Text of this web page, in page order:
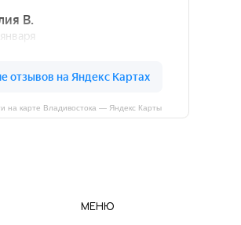
на карте Владивостока — Яндекс Карты
МЕНЮ